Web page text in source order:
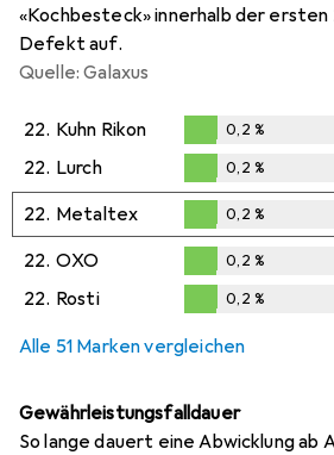
«Kochbesteck» innerhalb der
Defekt auf.
Quelle: Galaxus
22. Kuhn Rikon
0,2%
0,2 %
22. Lurch
0,2%
0,2 %
22. Metaltex
0,2%
0,2 %
22. OXO
0,2%
0,2 %
22. Rosti 0,2 %
Alle 51 Marken vergleichen
Gewährleistungsfalldauer
So lange dauert eine Abwicklung ab